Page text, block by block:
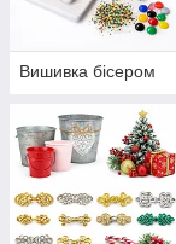
Вишивка бісером